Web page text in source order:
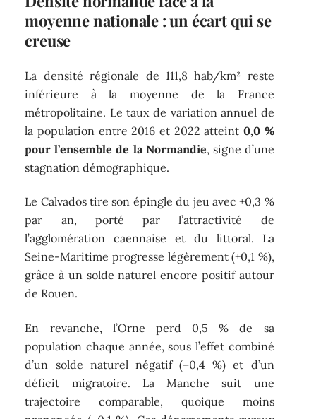
moyenne nationale : un écart qui se
creuse
La densité régionale de 111,8 hab/km² reste
inférieure à la moyenne de la France
métropolitaine. Le taux de variation annuel de
la population entre 2016 et 2022 atteint 0,0 %
pour l’ensemble de la Normandie, signe d’une
stagnation démographique.
Le Calvados tire son épingle du jeu avec +0,3 %
par an, porté par l’attractivité de
l’agglomération caennaise et du littoral. La
Seine-Maritime progresse légèrement (+0,1 %),
grâce à un solde naturel encore positif autour
de Rouen.
En revanche, l’Orne perd 0,5 % de sa
population chaque année, sous l’effet combiné
d’un solde naturel négatif (–0,4 %) et d’un
déficit migratoire. La Manche suit une
trajectoire comparable, quoique moins